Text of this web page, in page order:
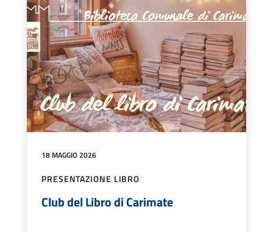
18 MAGGIO 2026
PRESENTAZIONE LIBRO
Club del Libro di Carimate